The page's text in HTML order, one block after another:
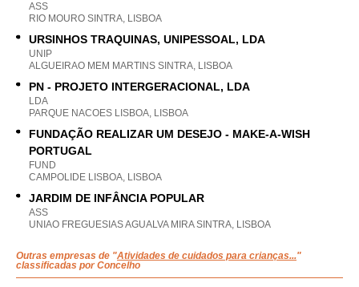
ASS
RIO MOURO SINTRA, LISBOA
URSINHOS TRAQUINAS, UNIPESSOAL, LDA
UNIP
ALGUEIRAO MEM MARTINS SINTRA, LISBOA
PN - PROJETO INTERGERACIONAL, LDA
LDA
PARQUE NACOES LISBOA, LISBOA
FUNDAÇÃO REALIZAR UM DESEJO - MAKE-A-WISH
PORTUGAL
FUND
CAMPOLIDE LISBOA, LISBOA
JARDIM DE INFÂNCIA POPULAR
ASS
UNIAO FREGUESIAS AGUALVA MIRA SINTRA, LISBOA
Outras empresas de "Atividades de cuidados para crianças..."
classificadas por Concelho